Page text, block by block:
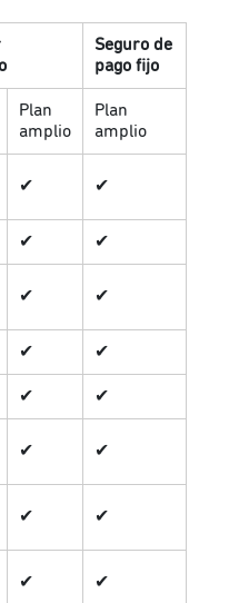
Seguro de
pago fijo
Plan
amplio
Plan
amplio
✔ ✔
✔ ✔
✔ ✔
✔ ✔
✔ ✔
✔ ✔
✔ ✔
✔ ✔